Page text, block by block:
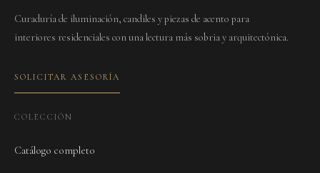
Curaduría de iluminación, candiles y piezas de acento para
interiores residenciales con una lectura más sobria y arquitectónica.
SOLICITAR ASESORÍA
COLECCIÓN
Catálogo completo